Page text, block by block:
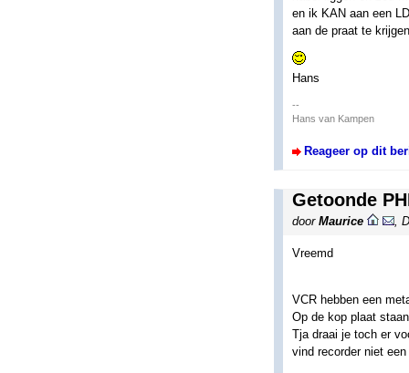
en ik KAN aan een
aan de praat te
Hans
--
Hans van Kampen
Reageer op dit
Getoonde
door Maurice ,
Vreemd
VCR hebben een
Op de kop plaat
Tja draai je toch er
vind recorder niet